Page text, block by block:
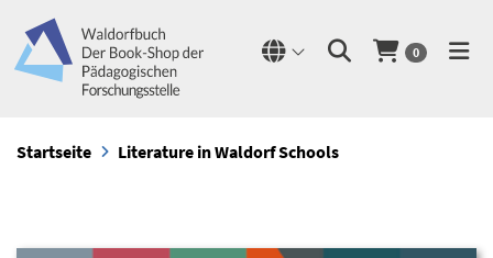
0
Startseite Literature in Waldorf Schools